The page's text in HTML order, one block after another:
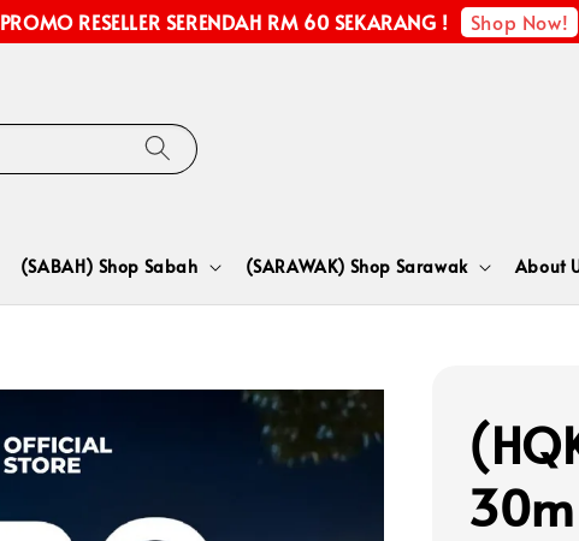
PROMO RESELLER SERENDAH RM 60 SEKARANG ! Shop Now!
(SABAH) Shop Sabah (SARAWAK) Shop Sarawak About